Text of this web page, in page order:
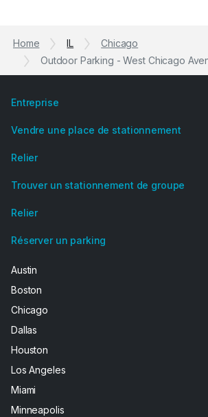
Home IL
Chicago
Outdoor Parking - West Chicago
Entreprise
Vendre une place de stationnement
Relier
Trouver un stationnement de groupe
Relier
Réserver un parking
Austin
Boston
Chicago
Dallas
Houston
Los Angeles
Miami
Minneapolis